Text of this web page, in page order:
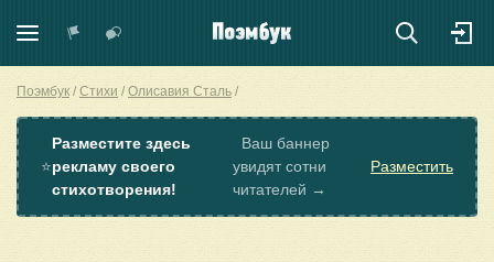
Поэмбук Стихи Олисавия Сталь
⭐
Разместите здесь
рекламу своего
стихотворения!
Ваш баннер
увидят сотни
читателей →
Разместить